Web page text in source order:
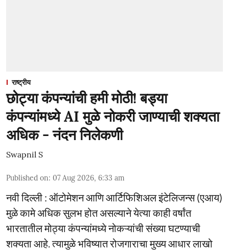
राष्ट्रीय
छोट्या कंपन्यांची हमी मोठी! बड्या
कंपन्यांमध्ये AI मुळे नोकरी जाण्याची शक्यता
अधिक - नंदन निलेकणी
Swapnil S
Published on: 07 Aug 2026, 6:33 am
नवी दिल्ली : ऑटोमेशन आणि आर्टिफिशिअल इंटेलिजन्स (एआय)
मुळे कामे अधिक सुलभ होत असल्याने येत्या काही वर्षांत
भारतातील मोठ्या कंपन्यांमध्ये नोकऱ्यांची संख्या घटण्याची
शक्यता आहे. त्यामुळे भविष्यात रोजगाराचा मुख्य आधार लाखो